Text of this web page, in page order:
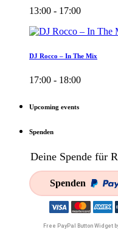
13:00 - 17:00
DJ Rocco – In The Mix
17:00 - 18:00
Upcoming events
Spenden
Deine Spende für
Spenden
Free PayPal Button Widget